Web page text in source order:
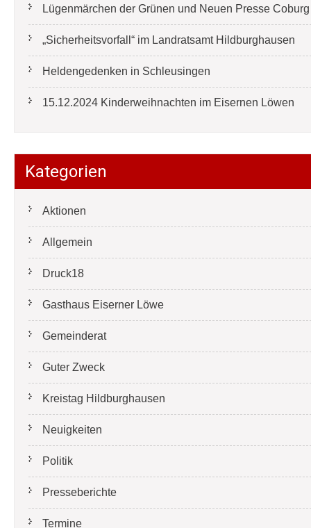
Lügenmärchen der Grünen und Neuen Presse
„Sicherheitsvorfall“ im Landratsamt Hildburghausen
Heldengedenken in Schleusingen
15.12.2024 Kinderweihnachten im Eisernen Löwen
Kategorien
Aktionen
Allgemein
Druck18
Gasthaus Eiserner Löwe
Gemeinderat
Guter Zweck
Kreistag Hildburghausen
Neuigkeiten
Politik
Presseberichte
Termine